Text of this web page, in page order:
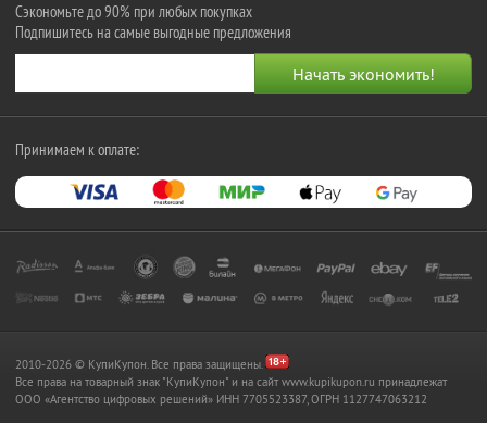
Сэкономьте до 90% при любых покупках
Подпишитесь на самые выгодные предложения
Принимаем к оплате:
2010-2026 © КупиКупон. Все права защищены.
Все права на товарный знак "КупиКупон" и на сайт www.kupikupon.ru принадлежат
OOO «Агентство цифровых решений» ИНН 7705523387, ОГРН 1127747063212